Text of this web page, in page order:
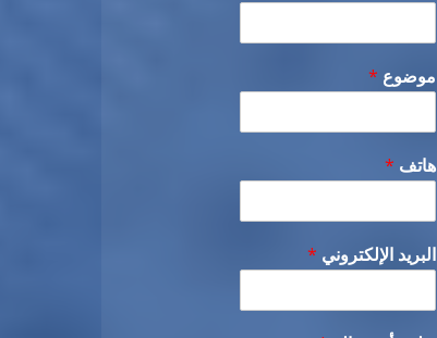
موضوع *
هاتف *
البريد الإلكتروني *